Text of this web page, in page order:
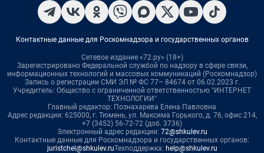
Контактные данные для Роскомнадзора и государственных органов
Сетевое издание «72.ру» (18+)
Зарегистрировано Федеральной службой по надзору в сфере связи,
информационных технологий и массовых коммуникаций (Роскомнадзор)
Запись о регистрации СМИ ЭЛ № ФС 77– 84674 от 06.02.2023 г.
Учредитель: Общество с ограниченной ответственностью "ИНТЕРНЕТ
ТЕХНОЛОГИИ"
Главный редактор: Познахарева Елена Павловна
Адрес редакции: 625000, г. Тюмень, ул. Максима Горького, д. 76, офис 214,
+7 (3452) 56-72-72 (доб. 3736)
Электронный адрес редакции: 72@shkulev.ru
Контактные данные для Роскомнадзора и государственных органов:
juristchel@shkulev.ruТехподдержка: help@shkulev.ru